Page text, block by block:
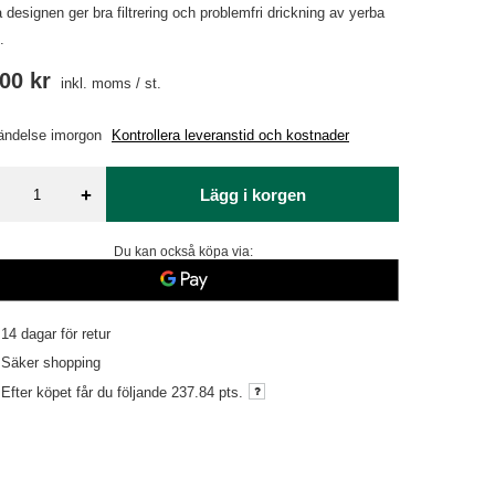
designen ger bra filtrering och problemfri drickning av yerba
imorgon Kontrollera leveranstid och kostnader
kr inkl. moms /st.
+ Lägg i korgen
Du kan också köpa via:
14 dagar för retur
Säker shopping
Efter köpet får du följande 237.84 pts.